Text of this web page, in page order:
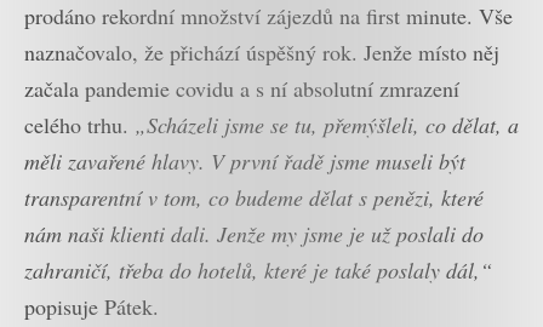
prodáno rekordní množství zájezdů na first minute. Vše
naznačovalo, že přichází úspěšný rok. Jenže místo něj
začala pandemie covidu a s ní absolutní zmrazení
celého trhu. „Scházeli jsme se tu, přemýšleli, co dělat, a
měli zavařené hlavy. V první řadě jsme museli být
transparentní v tom, co budeme dělat s penězi, které
nám naši klienti dali. Jenže my jsme je už poslali do
zahraničí, třeba do hotelů, které je také poslaly dál,“
popisuje Pátek.